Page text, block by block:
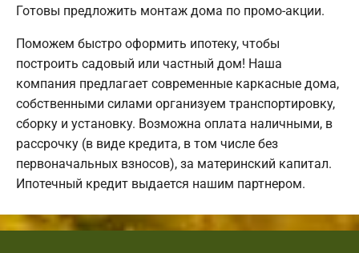
Готовы предложить монтаж дома по промо-акции.
Поможем быстро оформить ипотеку, чтобы
построить садовый или частный дом! Наша
компания предлагает современные каркасные дома,
собственными силами организуем транспортировку,
сборку и установку. Возможна оплата наличными, в
рассрочку (в виде кредита, в том числе без
первоначальных взносов), за материнский капитал.
Ипотечный кредит выдается нашим партнером.